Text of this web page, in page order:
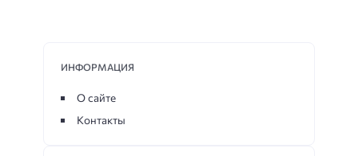
ИНФОРМАЦИЯ
О сайте
Контакты